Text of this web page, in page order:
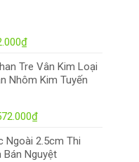
₫Giá
tại
là:
Tre Vân Kim Loại
Nhôm Kim Tuyến
₫Giá
tại
là:
Ngoài 2.5cm Thi
Bán Nguyệt